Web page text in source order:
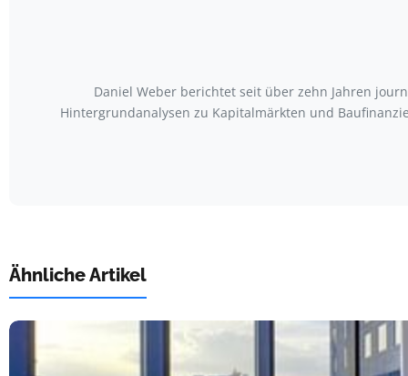
Daniel Weber berichtet seit über zehn Jahren
Hintergrundanalysen zu Kapitalmärkten und
Ähnliche Artikel